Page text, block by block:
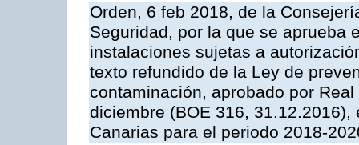
Orden, 6 feb 2018, de la
Seguridad, por la que se aprueba
instalaciones sujetas a
texto refundido de la Ley de
contaminación, aprobado por
diciembre (BOE 316,
Canarias para el periodo 2018-